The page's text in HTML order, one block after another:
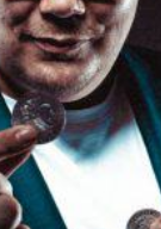
FAQ
KONTAKT